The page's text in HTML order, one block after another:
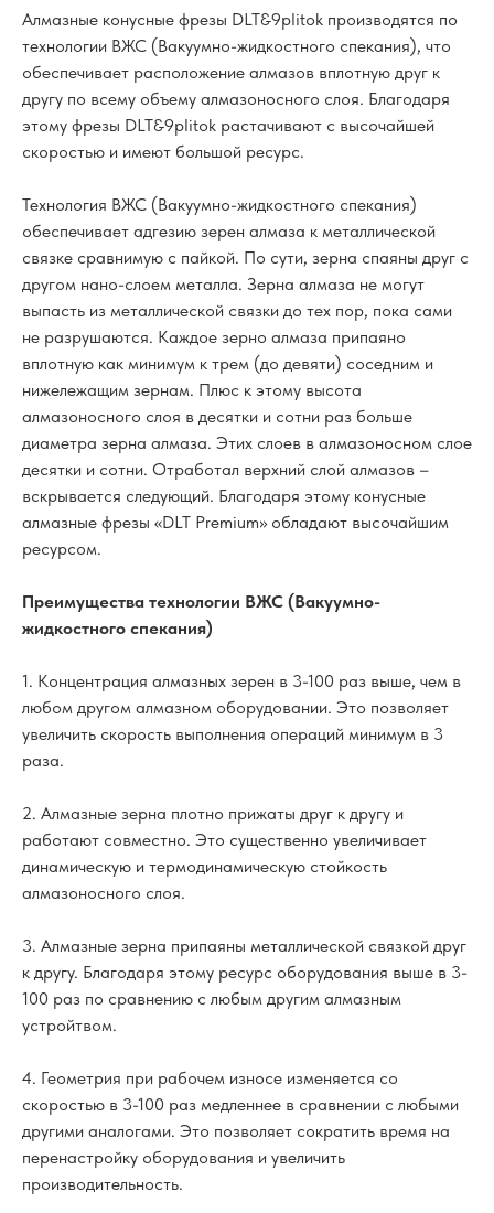
Алмазные конусные фрезы DLT&9plitok производятся по
технологии ВЖС (Вакуумно-жидкостного спекания), что
обеспечивает расположение алмазов вплотную друг к
другу по всему объему алмазоносного слоя. Благодаря
этому фрезы DLT&9plitok растачивают с высочайшей
скоростью и имеют большой ресурс.
Технология ВЖС (Вакуумно-жидкостного спекания)
обеспечивает адгезию зерен алмаза к металлической
связке сравнимую с пайкой. По сути, зерна спаяны друг с
другом нано-слоем металла. Зерна алмаза не могут
выпасть из металлической связки до тех пор, пока сами
не разрушаются. Каждое зерно алмаза припаяно
вплотную как минимум к трем (до девяти) соседним и
нижележащим зернам. Плюс к этому высота
алмазоносного слоя в десятки и сотни раз больше
диаметра зерна алмаза. Этих слоев в алмазоносном слое
десятки и сотни. Отработал верхний слой алмазов –
вскрывается следующий. Благодаря этому конусные
алмазные фрезы «DLT Premium» обладают высочайшим
ресурсом.
Преимущества технологии ВЖС (Вакуумно-
жидкостного спекания)
1. Концентрация алмазных зерен в 3-100 раз выше, чем в
любом другом алмазном оборудовании. Это позволяет
увеличить скорость выполнения операций минимум в 3
раза.
2. Алмазные зерна плотно прижаты друг к другу и
работают совместно. Это существенно увеличивает
динамическую и термодинамическую стойкость
алмазоносного слоя.
3. Алмазные зерна припаяны металлической связкой друг
к другу. Благодаря этому ресурс оборудования выше в 3-
100 раз по сравнению с любым другим алмазным
устройтвом.
4. Геометрия при рабочем износе изменяется со
скоростью в 3-100 раз медленнее в сравнении с любыми
другими аналогами. Это позволяет сократить время на
перенастройку оборудования и увеличить
производительность.